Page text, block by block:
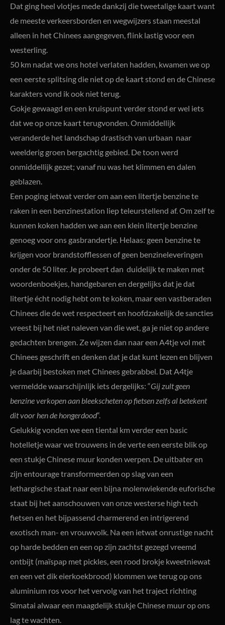
Dat ging heel vlotjes mede dankzij die tweetalige kaart want
de meeste verkeersborden en wegwijzers staan meestal
alleen in het Chinees aangegeven, flink lastig voor een
westerling.
50 km nadat we ons hotel verlaten hadden, kwamen we op
een eerste splitsing die niet op de kaart stond en de Chinese
karakters vond ik ook niet terug.
Gokje gewaagd en een kruispunt verder stond er wel iets
dat we op onze kaart terugvonden. Onmiddellijk
veranderde het landschap drastisch van urbaan naar
weelderig groen bergachtig gebied. De toon werd
onmiddellijk gezet; vanaf nu was het klimmen en dalen
geblazen.
Een poging ietwat verder om aan een litertje benzine te
raken in een benzinestation liep teleurstellend af. Om zelf te
kunnen koken hadden we aan een klein litertje benzine
genoeg voor ons gasbrandertje. Helaas: geen benzine te
krijgen voor brandstofflessen of geen benzineleveringen
onder de 50 liter. Je probeert dan duidelijk te maken met
woordenboekjes, handgebaren en dergelijks dat je dat
litertje écht nodig hebt om te koken, maar een vastberaden
Chinees die de wet respecteert en hoofdzakelijk de sancties
vreest bij het niet naleven van die wet, ga je niet op andere
gedachten brengen. Ze wijzen dan naar een A4tje vol met
Chinees geschrift en denken dat je dat kunt lezen en blijven
je daarbij bestoken met Chinees gebrabbel. Dat A4tje
vermeldde waarschijnlijk iets dergelijks: “Gij zult geen
benzine verkopen aan bleekscheten op fietsen zelfs al betekent
dit voor hen de hongerdood“.
Gelukkig vonden we een tiental km verder een basic
hotelletje waar we trouwens in de verte een eerste blik op
een stukje Chinese muur konden werpen. De uitbater en
zijn entourage transformeerden op slag van een
lethargische staat naar een bijna molenwiekende euforische
staat bij het aanschouwen van onze westerse high tech
fietsen en het bijpassend charmerend en intrigerend
exotisch man- en vrouwvolk. Na een ietwat onrustige nacht
op harde bedden en een op zijn zachtst gezegd vreemd
ontbijt (maïspap met pickles, een rood brokje kweetniewat
en een vet dik eierkoekbrood) klommen we terug op ons
aluminium ros voor het vervolg van het traject richting
Simatai alwaar een maagdelijk stukje Chinese muur op ons
lag te wachten.